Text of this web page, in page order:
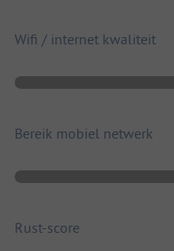
Wifi / internet kwaliteit
Bereik mobiel netwerk
Rust-score